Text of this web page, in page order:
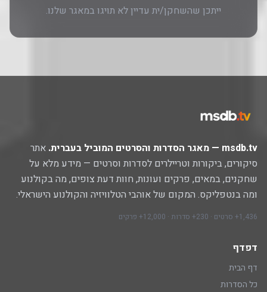
ייתכן שהשחקן/ית עדיין לא תויגו במאגר שלנו.
msdb.tv — מאגר הסדרות והסרטים המוביל בעברית.
אתר
סיקורים, ביקורות וטריילרים לסדרות וסרטים — מידע מלא על
שחקנים, במאים, פרקים ועונות, חוות דעת צופים, מה בקולנוע
ומה בנטפליקס. המקום של אוהבי הטלוויזיה והקולנוע הישראלי.
1,436+ סרטים · 230+ סדרות · 12,000+ פרקים
דפדף
דף הבית
כל הסדרות